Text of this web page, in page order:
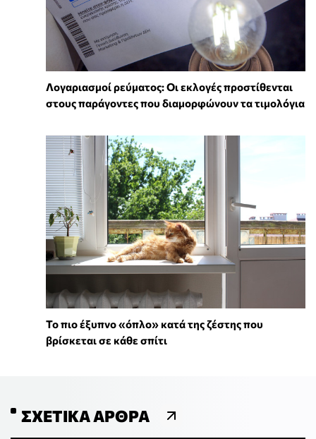
Λογαριασμοί ρεύματος: Οι εκλογές προστίθενται
στους παράγοντες που διαμορφώνουν τα τιμολόγια
To πιο έξυπνο «όπλο» κατά της ζέστης που
βρίσκεται σε κάθε σπίτι
ΣΧΕΤΙΚΆ ΆΡΘΡΑ